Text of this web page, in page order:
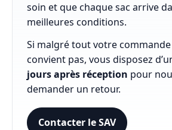
soin et que chaque sac arrive
meilleures conditions.
Si malgré tout votre
convient pas, vous disposez
jours après réception pour
demander un retour.
Contacter le SAV